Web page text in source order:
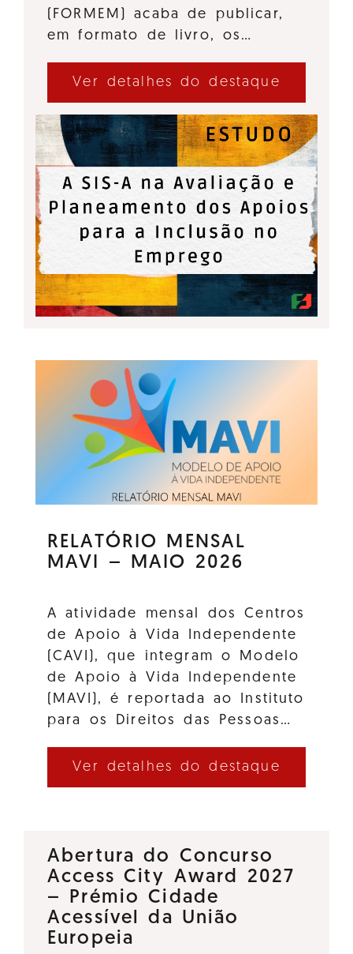
(FORMEM) acaba de publicar,
em formato de livro, os…
Ver detalhes do destaque
RELATÓRIO MENSAL
MAVI – MAIO 2026
A atividade mensal dos Centros
de Apoio à Vida Independente
(CAVI), que integram o Modelo
de Apoio à Vida Independente
(MAVI), é reportada ao Instituto
para os Direitos das Pessoas…
Ver detalhes do destaque
Abertura do Concurso
Access City Award 2027
– Prémio Cidade
Acessível da União
Europeia